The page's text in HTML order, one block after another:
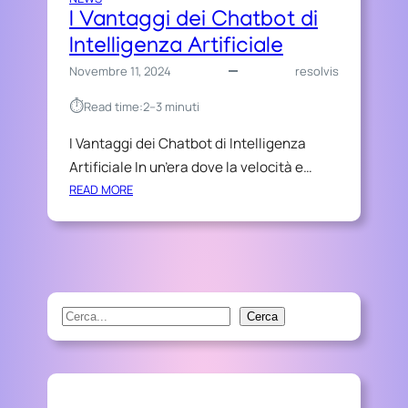
I Vantaggi dei Chatbot di
Intelligenza Artificiale
Novembre 11, 2024 resolvis
⏱︎Read time:2–3 minuti
I Vantaggi dei Chatbot di Intelligenza
Artificiale In un’era dove la velocità e…
READ MORE:
V
T
A
G
G
S
e
Cerca